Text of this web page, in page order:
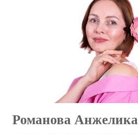
Романова Анжелика